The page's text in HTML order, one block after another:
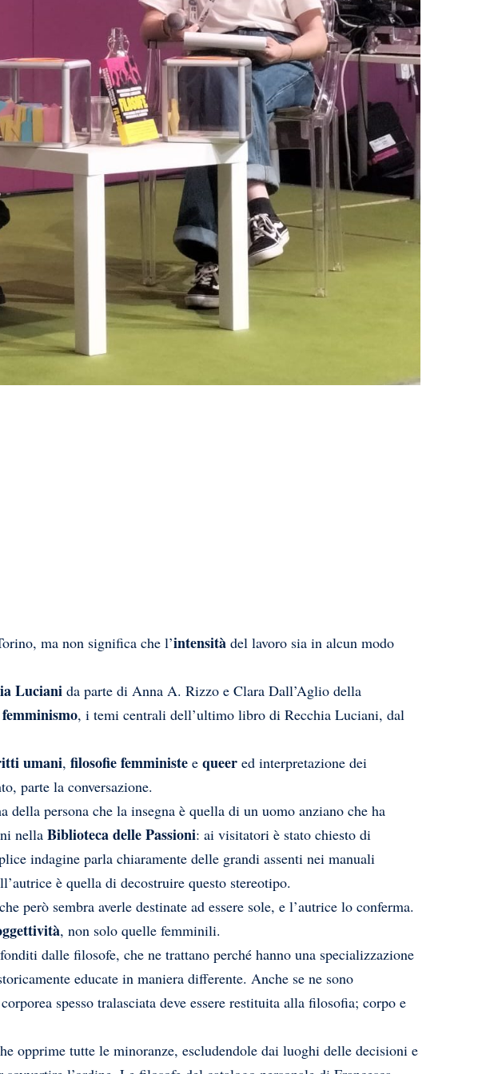
ma non significa che l’intensità del lavoro sia in alcun modo
Luciani da parte di Anna A. Rizzo e Clara Dall’Aglio della
femminismo, i temi centrali dell’ultimo libro di Recchia Luciani, dal
umani, filosofie femministe e queer ed interpretazione dei
parte la conversazione.
persona che la insegna è quella di un uomo anziano che ha
nella Biblioteca delle Passioni: ai visitatori è stato chiesto di
indagine parla chiaramente delle grandi assenti nei manuali
è quella di decostruire questo stereotipo.
però sembra averle destinate ad essere sole, e l’autrice lo conferma.
, non solo quelle femminili.
dalle filosofe, che ne trattano perché hanno una specializzazione
educate in maniera differente. Anche se ne sono
spesso tralasciata deve essere restituita alla filosofia; corpo e
opprime tutte le minoranze, escludendole dai luoghi delle decisioni e